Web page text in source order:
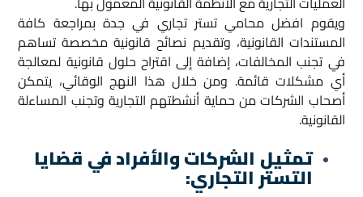
ويقوم افضل محامي تستر تجاري في جدة بمراجعة كافة
المستندات القانونية، وتقديم نصائح قانونية مخصصة تساهم
في تجنب المخالفات، إضافة إلى اقتراح حلول قانونية لمعالجة
أي مشكلات قائمة. ومن خلال هذا النهج الوقائي، يتمكن
أصحاب الشركات من حماية أنشطتهم التجارية وتجنب المساءلة
القانونية.
تمثيل الشركات والأفراد في قضايا
التستر التجاري: